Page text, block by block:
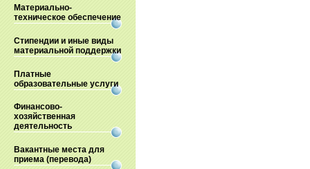
Материально-
техническое обеспечение
Стипендии и иные виды
материальной поддержки
Платные
образовательные услуги
Финансово-
хозяйственная
деятельность
Вакантные места для
приема (перевода)